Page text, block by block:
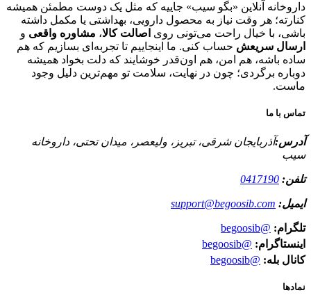
داروخانه آنلاین «بگو سیب» جاییه که مثل یک دوست مطمئن همیشه
کنارته؛ هر وقت نیاز به محصول دارویی، بهداشتی یا مکمل داشته
باشی، با خیال راحت می‌تونی روی اصالت کالا، مشاوره واقعی و
ارسال سریعش حساب کنی. ما اینجاییم تا تجربه‌ای بسازیم که هم
ساده باشه، هم امن، هم اون‌قدر خوشایند که دلت بخواد همیشه
دوباره برگردی؛ چون در نهایت، سلامت تو مهم‌ترین دلیل وجود
ماست.
تماس با ما
آدرس:آذربایجان شرقی، تبریز، ولیعصر، میدان تحتی، داروخانه
سیب
تلفن: 0417190
ایمیل: support@begoosib.com
تلگرام: @begoosib
اینستاگرام: @begoosib
کانال بله: @begoosib
نمادها